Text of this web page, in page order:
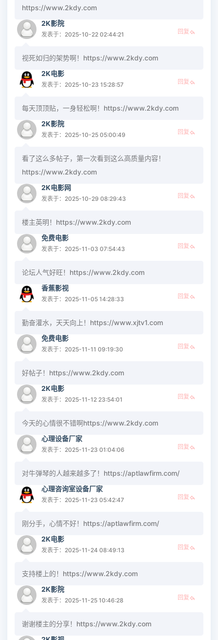
https://www.2kdy.com
2K影院
发表于：2025-10-22 02:44:21 回复
视死如归的架势啊！https://www.2kdy.com
2K电影
发表于：2025-10-23 15:28:57 回复
每天顶顶贴，一身轻松啊！https://www.2kdy.com
2K影院
发表于：2025-10-25 05:00:49 回复
看了这么多帖子，第一次看到这么高质量内容！
https://www.2kdy.com
2K电影网
发表于：2025-10-29 08:29:43 回复
楼主英明！https://www.2kdy.com
免费电影
发表于：2025-11-03 07:54:43 回复
论坛人气好旺！https://www.2kdy.com
香蕉影视
发表于：2025-11-05 14:28:33 回复
勤奋灌水，天天向上！https://www.xjtv1.com
免费电影
发表于：2025-11-11 09:19:30 回复
好帖子！https://www.2kdy.com
2K电影
发表于：2025-11-12 23:54:01 回复
今天的心情很不错啊https://www.2kdy.com
心理设备厂家
发表于：2025-11-23 01:04:06 回复
对牛弹琴的人越来越多了！https://aptlawfirm.com/
心理咨询室设备厂家
发表于：2025-11-23 05:42:47 回复
刚分手，心情不好！https://aptlawfirm.com/
2K电影
发表于：2025-11-24 08:49:13 回复
支持楼上的！https://www.2kdy.com
2K影院
发表于：2025-11-25 10:46:28 回复
谢谢楼主的分享！https://www.2kdy.com